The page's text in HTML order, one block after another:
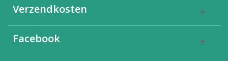
Verzendkosten
Facebook